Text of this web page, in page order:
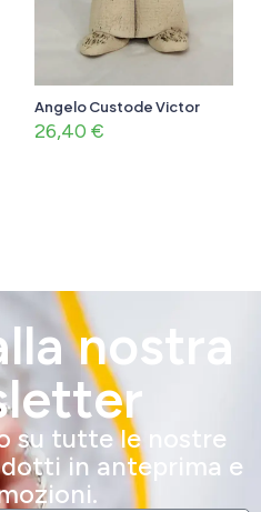
Angelo Custode Victor
26,40 €
nostra
su tutte le nostre
in anteprima e